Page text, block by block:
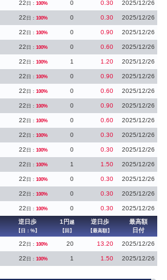
22 日： 100% 0 0.30 2025/12/26
22 日： 100% 0 0.30 2025/12/26
22 日： 100% 0 0.90 2025/12/26
22 日： 100% 0 0.60 2025/12/26
22 日： 100% 1 1.20 2025/12/26
22 日： 100% 0 0.90 2025/12/26
22 日： 100% 0 0.60 2025/12/26
22 日： 100% 0 0.90 2025/12/26
22 日： 100% 0 0.60 2025/12/26
22 日： 100% 0 0.30 2025/12/26
22 日： 100% 0 0.30 2025/12/26
22 日： 100% 1 1.50 2025/12/26
22 日： 100% 0 0.30 2025/12/26
22 日： 100% 0 0.30 2025/12/26
22 日： 100% 0 0.30 2025/12/26
逆日歩
【日：%】
1円 越
【回】
逆日歩
【最高額】
最高額
日付
22 日： 100% 20 13.20 2025/12/26
22 日： 100% 1 1.50 2025/12/26